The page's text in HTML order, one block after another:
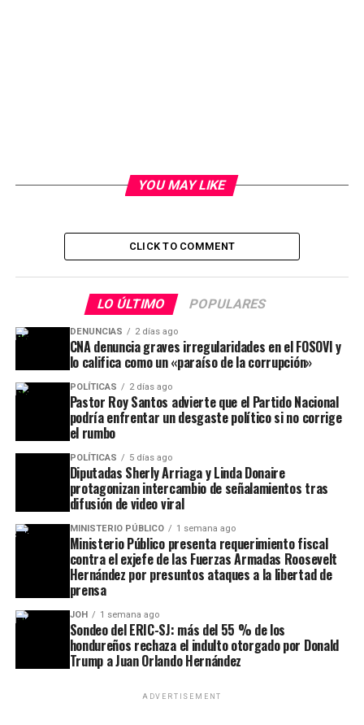
YOU MAY LIKE
CLICK TO COMMENT
LO ÚLTIMO POPULARES
DENUNCIAS 2 días ago
CNA denuncia graves irregularidades en el FOSOVI y
lo califica como un «paraíso de la corrupción»
POLÍTICAS 2 días ago
Pastor Roy Santos advierte que el Partido Nacional
podría enfrentar un desgaste político si no corrige
el rumbo
POLÍTICAS 5 días ago
Diputadas Sherly Arriaga y Linda Donaire
protagonizan intercambio de señalamientos tras
difusión de video viral
MINISTERIO PÚBLICO 1 semana ago
Ministerio Público presenta requerimiento fiscal
contra el exjefe de las Fuerzas Armadas Roosevelt
Hernández por presuntos ataques a la libertad de
prensa
JOH 1 semana ago
Sondeo del ERIC-SJ: más del 55 % de los
hondureños rechaza el indulto otorgado por Donald
Trump a Juan Orlando Hernández
ADVERTISEMENT